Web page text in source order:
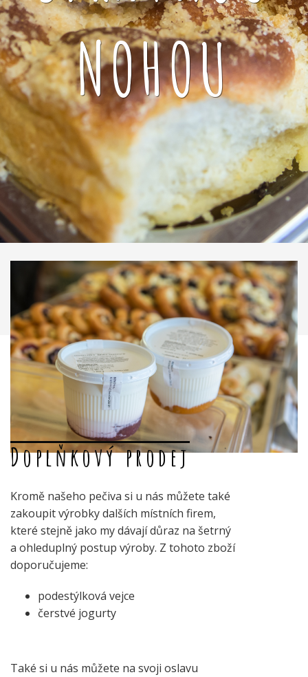
NOHOU
Doplňkový prodej
Kromě našeho pečiva si u nás můžete také
zakoupit výrobky dalších místních firem,
které stejně jako my dávají důraz na šetrný
a ohleduplný postup výroby. Z tohoto zboží
doporučujeme:
podestýlková vejce
čerstvé jogurty
Také si u nás můžete na svoji oslavu